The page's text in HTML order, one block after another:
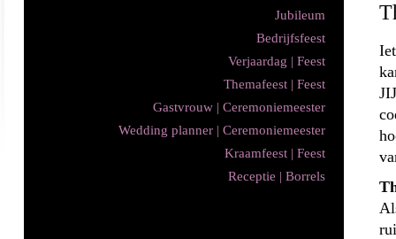
Jubileum
Bedrijfsfeest
Verjaardag | Feest
Themafeest | Feest
Gastvrouw | Ceremoniemeester
Wedding planner | Ceremoniemeester
Kraamfeest | Feest
Receptie | Borrels